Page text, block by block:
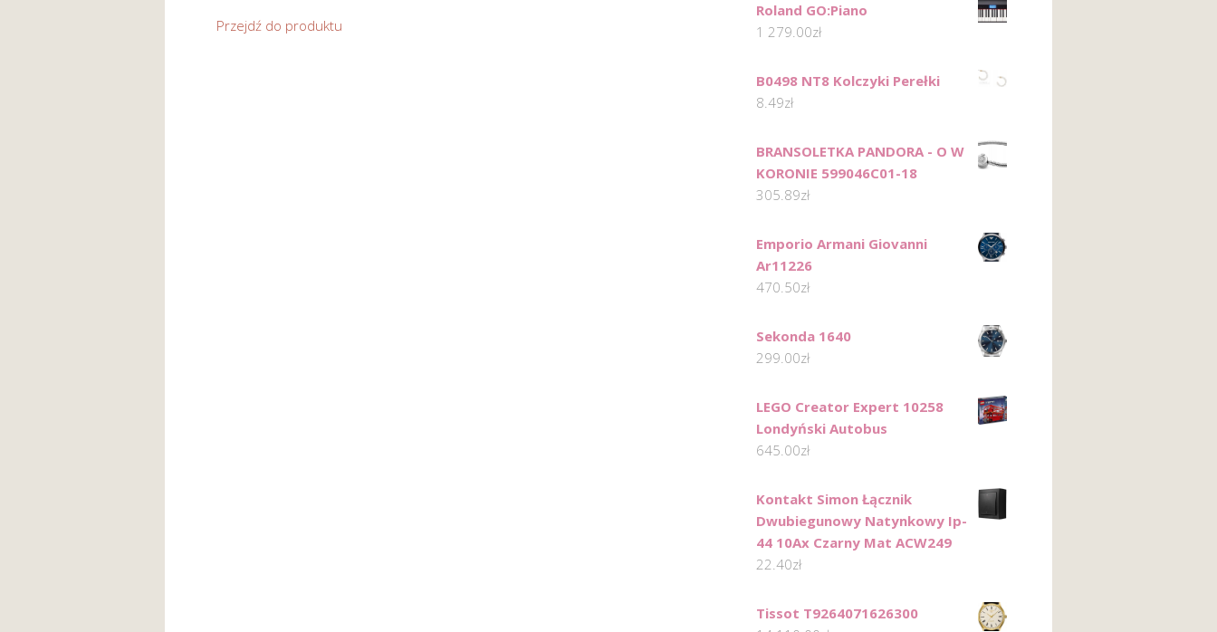
Przejdź do produktu
Roland GO:Piano
1 279.00zł
B0498 NT8 Kolczyki Perełki
8.49zł
BRANSOLETKA PANDORA - O W
KORONIE 599046C01-18
305.89zł
Emporio Armani Giovanni
Ar11226
470.50zł
Sekonda 1640
299.00zł
LEGO Creator Expert 10258
Londyński Autobus
645.00zł
Kontakt Simon Łącznik
Dwubiegunowy Natynkowy Ip-
44 10Ax Czarny Mat ACW249
22.40zł
Tissot T9264071626300